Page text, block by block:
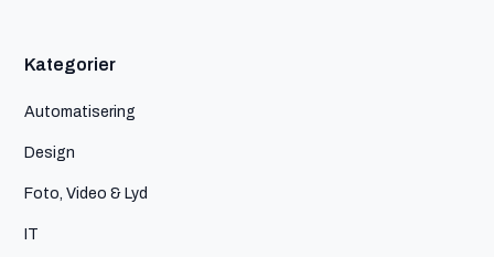
Kategorier
Automatisering
Design
Foto, Video & Lyd
IT